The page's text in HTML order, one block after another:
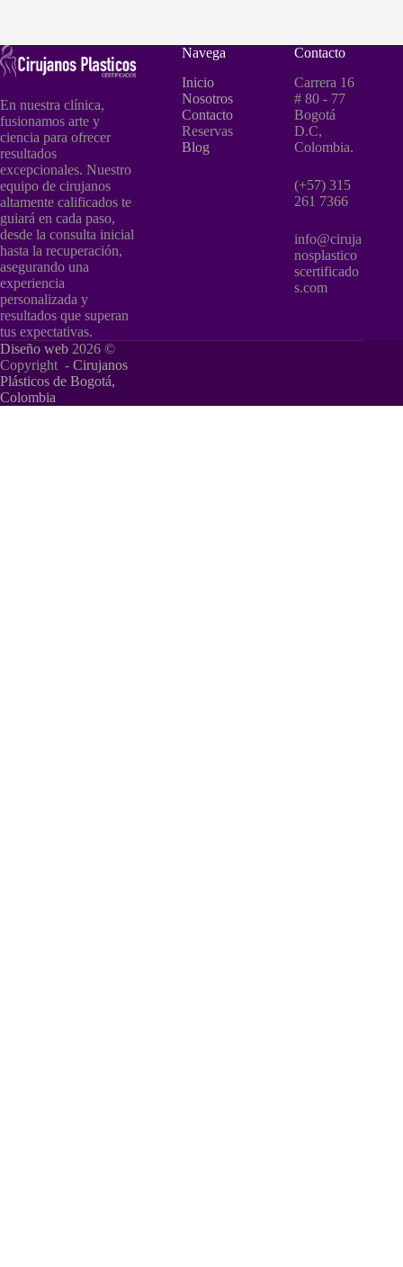
En nuestra clínica,
fusionamos arte y
ciencia para ofrecer
resultados
excepcionales. Nuestro
equipo de cirujanos
altamente calificados te
guiará en cada paso,
desde la consulta inicial
hasta la recuperación,
asegurando una
experiencia
personalizada y
resultados que superan
tus expectativas.
Navega
Inicio
Nosotros
Contacto
Reservas
Blog
Contacto
Carrera 16
# 80 - 77
Bogotá
D.C,
Colombia.
(+57) 315
261 7366
info@ciruja
nosplastico
scertificado
s.com
Diseño web 2026 ©
Copyright - Cirujanos
Plásticos de Bogotá,
Colombia